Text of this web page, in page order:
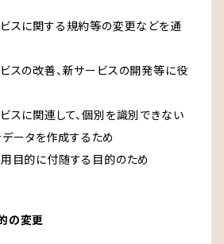
ビスに関する規約等の変更などを通
ビスの改善、新サービスの開発等に役
ビスに関連して、個別を識別できない
ータを作成するため
用目的に付随する目的のため
の変更